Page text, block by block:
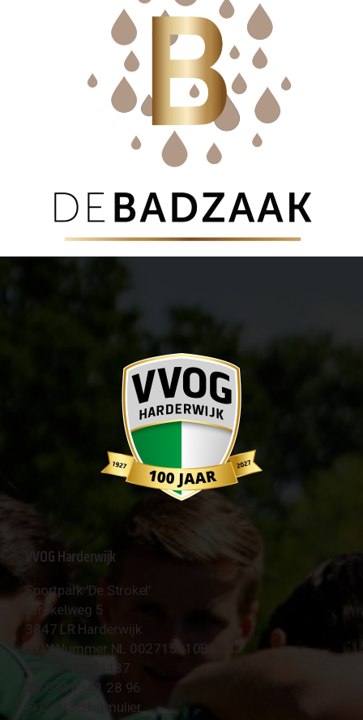
VVOG Harderwijk
Sportpark 'De Strokel'
Strokelweg 5
3847 LR Harderwijk
BTW Nummer NL 002715910B01
KvK Nr 40094437
☎︎ 0341 - 41 28 96
✉︎ Contactformulier